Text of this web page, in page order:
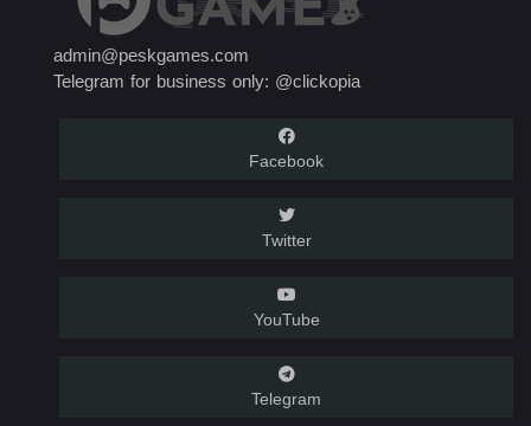
admin@peskgames.com
Telegram for business only: @clickopia
Facebook
Twitter
YouTube
Telegram